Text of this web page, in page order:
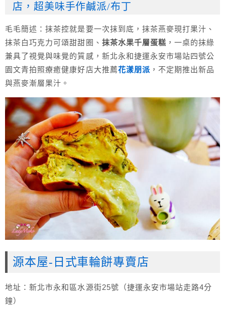
店，超美味手作鹹派/布丁
毛毛簡述：抹茶控就是要一次抹到底，抹茶燕麥現打果汁、
抹茶白巧克力可頌甜甜圈、 抹茶水果千層蛋糕 ，一桌的抹綠
兼具了視覺與味覺的質感，新北永和捷運永安市場站四號公
園文青拍照療癒健康好店大推薦花漾朋派 ，不定期推出新品
與燕麥漸層果汁。
源本屋-日式車輪餅專賣店
地址：新北市永和區水源街25號（捷運永安市場站走路4分
鐘）